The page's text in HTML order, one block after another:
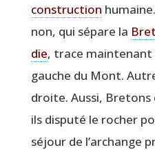
construc­tion
non, qui sépare la
die, trace main­te­nant
gauche du Mont.
droite. Aus­si,
ils dis­pu­té le rocher
séjour de l’archange